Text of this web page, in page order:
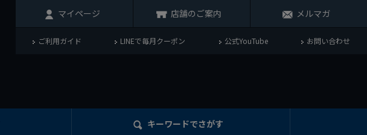
マイページ 店舗のご案内 メルマガ
ご利用ガイド LINEで毎月クーポン 公式YouTube お問い合わせ
キーワードでさがす